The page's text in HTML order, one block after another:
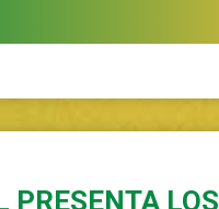
PRESENTA LOS